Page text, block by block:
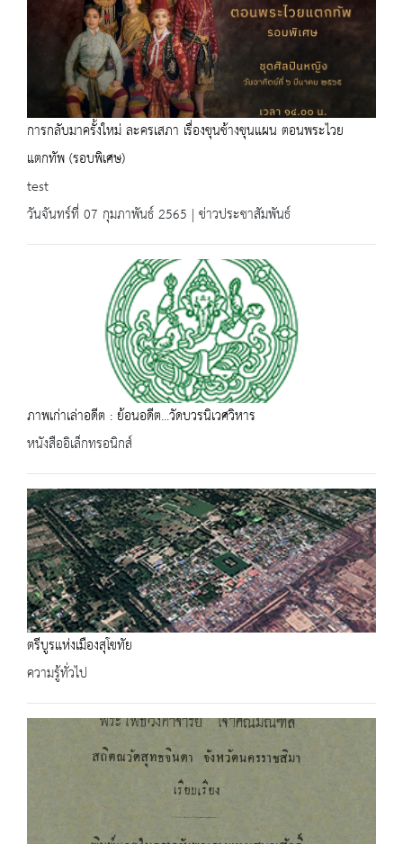
การกลับมาครั้งใหม่ ละครเสภา เรื่องขุนช้างขุนแผน ตอนพระไวย
แตกทัพ (รอบพิเศษ)
test
วันจันทร์ที่ 07 กุมภาพันธ์ 2565 | ข่าวประชาสัมพันธ์
ภาพเก่าเล่าอดีต : ย้อนอดีต...วัดบวรนิเวศวิหาร
หนังสืออิเล็กทรอนิกส์
ตรีบูรแห่งเมืองสุโขทัย
ความรู้ทั่วไป